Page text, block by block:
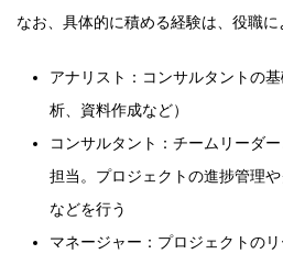
なお、具体的に積める経験は、役職に
アナリスト：コンサルタントの
析、資料作成など）
コンサルタント：チームリーダ
担当。プロジェクトの進捗管理
などを行う
マネージャー：プロジェクトの